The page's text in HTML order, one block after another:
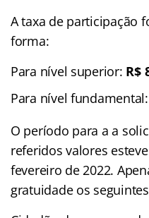
A taxa de participação
forma:
Para nível superior: R$
Para nível fundamental:
O período para a a
referidos valores
fevereiro de 2022.
gratuidade os